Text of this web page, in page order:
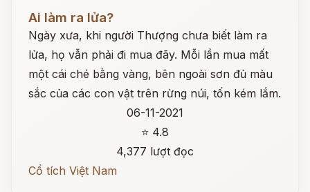
Ai làm ra lửa?
Ngày xưa, khi người Thượng chưa biết làm ra
lửa, họ vẫn phải đi mua đãy. Mỗi lần mua mất
một cái ché bằng vàng, bên ngoài sơn đủ màu
sắc của các con vật trên rừng núi, tốn kém lắm.
06-11-2021
⭐ 4.8
4,377 lượt đọc
Cổ tích Việt Nam